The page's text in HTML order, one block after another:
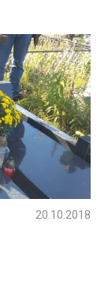
20.10.2018